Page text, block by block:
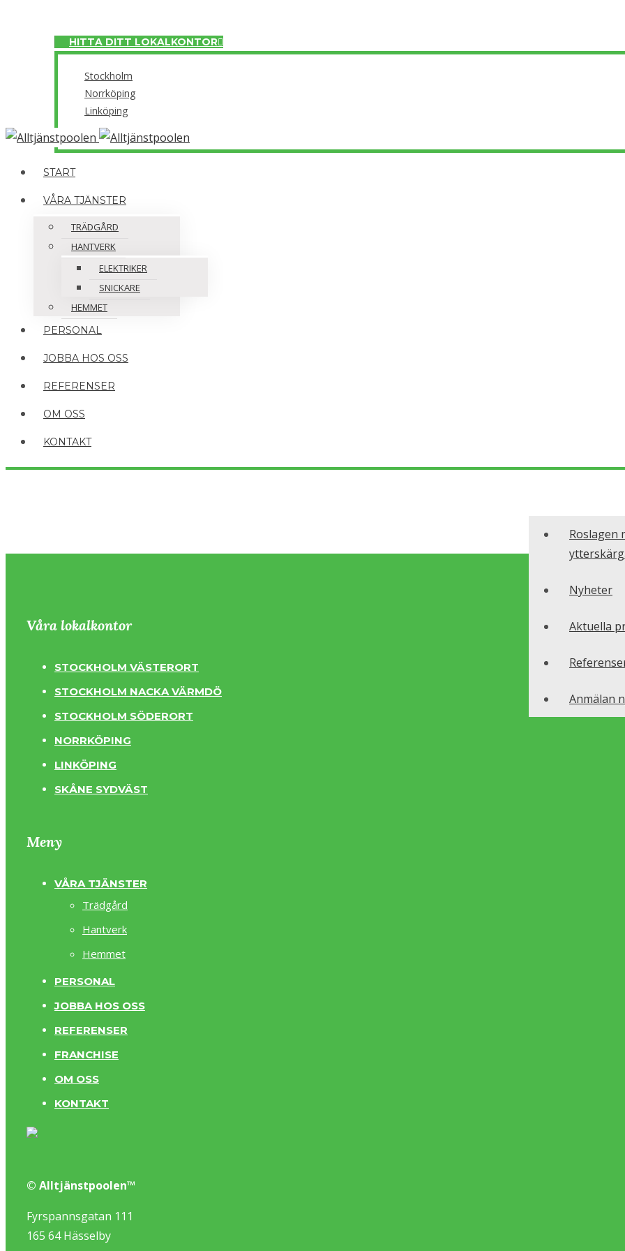
HITTA DITT LOKALKONTOR
Stockholm
Norrköping
Linköping
START
VÅRA TJÄNSTER
TRÄDGÅRD
HANTVERK
ELEKTRIKER
SNICKARE
HEMMET
PERSONAL
JOBBA HOS OSS
REFERENSER
OM OSS
KONTAKT
Roslagen
Nyheter
Aktuella
Anmälan
Våra lokalkontor
STOCKHOLM VÄSTERORT
STOCKHOLM NACKA VÄRMDÖ
STOCKHOLM SÖDERORT
NORRKÖPING
LINKÖPING
SKÅNE SYDVÄST
Meny
VÅRA TJÄNSTER
Trädgård
Hantverk
Hemmet
PERSONAL
JOBBA HOS OSS
REFERENSER
FRANCHISE
OM OSS
KONTAKT
© Alltjänstpoolen™
Fyrspannsgatan 111
165 64 Hässelby